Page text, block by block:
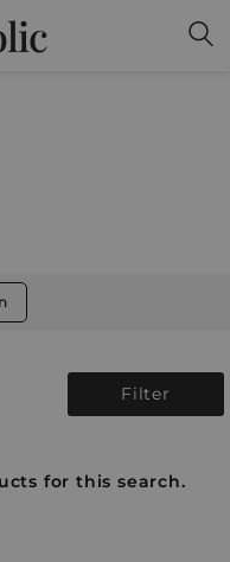
Filter
for this search.